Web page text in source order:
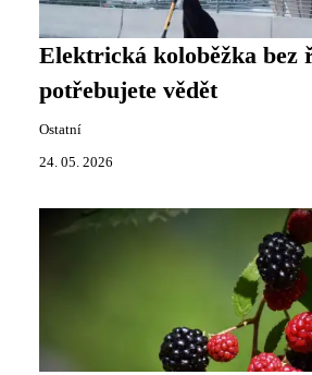
Elektrická koloběžka bez
potřebujete vědět
Ostatní
24. 05. 2026